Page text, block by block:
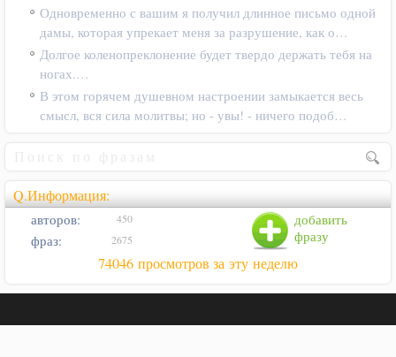
Одновременно с вашим я получил длинное письмо одной
дамы, которая упрекает меня за разрушение, как о…
Долгое коленопреклонение будет твердо держать тебя на
ногах.…
В этом горячем душевном настроении замыкается весь
смысл, вся сила молитвы; но - увы! - ничего подоб…
Q.Информация:
добавить
фразу
авторов: 450
фраз: 2675
74046 просмотров за эту неделю